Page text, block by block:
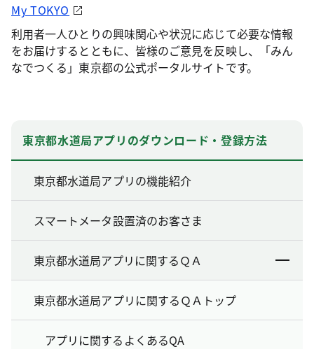
My TOKYO
利用者一人ひとりの興味関心や状況に応じて必要な情報
をお届けするとともに、皆様のご意見を反映し、「みん
なでつくる」東京都の公式ポータルサイトです。
東京都水道局アプリのダウンロード・登録方法
東京都水道局アプリの機能紹介
スマートメータ設置済のお客さま
東京都水道局アプリに関するＱＡ
東京都水道局アプリに関するＱＡトップ
アプリに関するよくあるQA